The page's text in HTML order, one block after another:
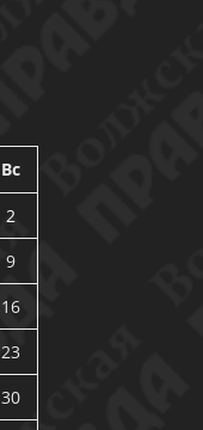
Вс
2
9
16
23
30